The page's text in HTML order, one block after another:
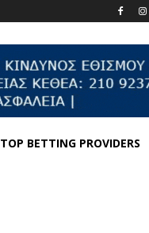
TOP BETTING PROVIDERS